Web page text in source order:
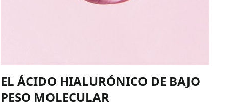
EL ÁCIDO HIALURÓNICO DE BAJO
PESO MOLECULAR